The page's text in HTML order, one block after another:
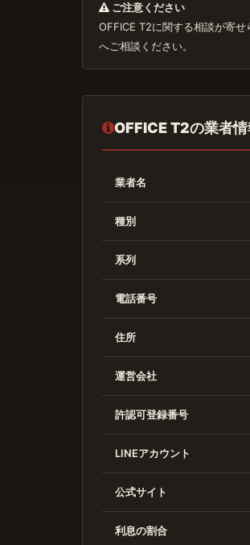
ご注意ください
OFFICE T2に関する相談が寄
へご相談ください。
OFFICE T2の業者情
業者名
種別
系列
電話番号
住所
運営会社
許認可登録番号
LINEアカウント
公式サイト
利息の割合